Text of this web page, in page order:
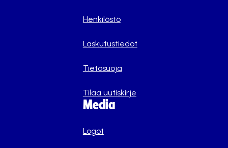
Henkilöstö
Laskutustiedot
Tietosuoja
Tilaa uutiskirje
Media
Logot